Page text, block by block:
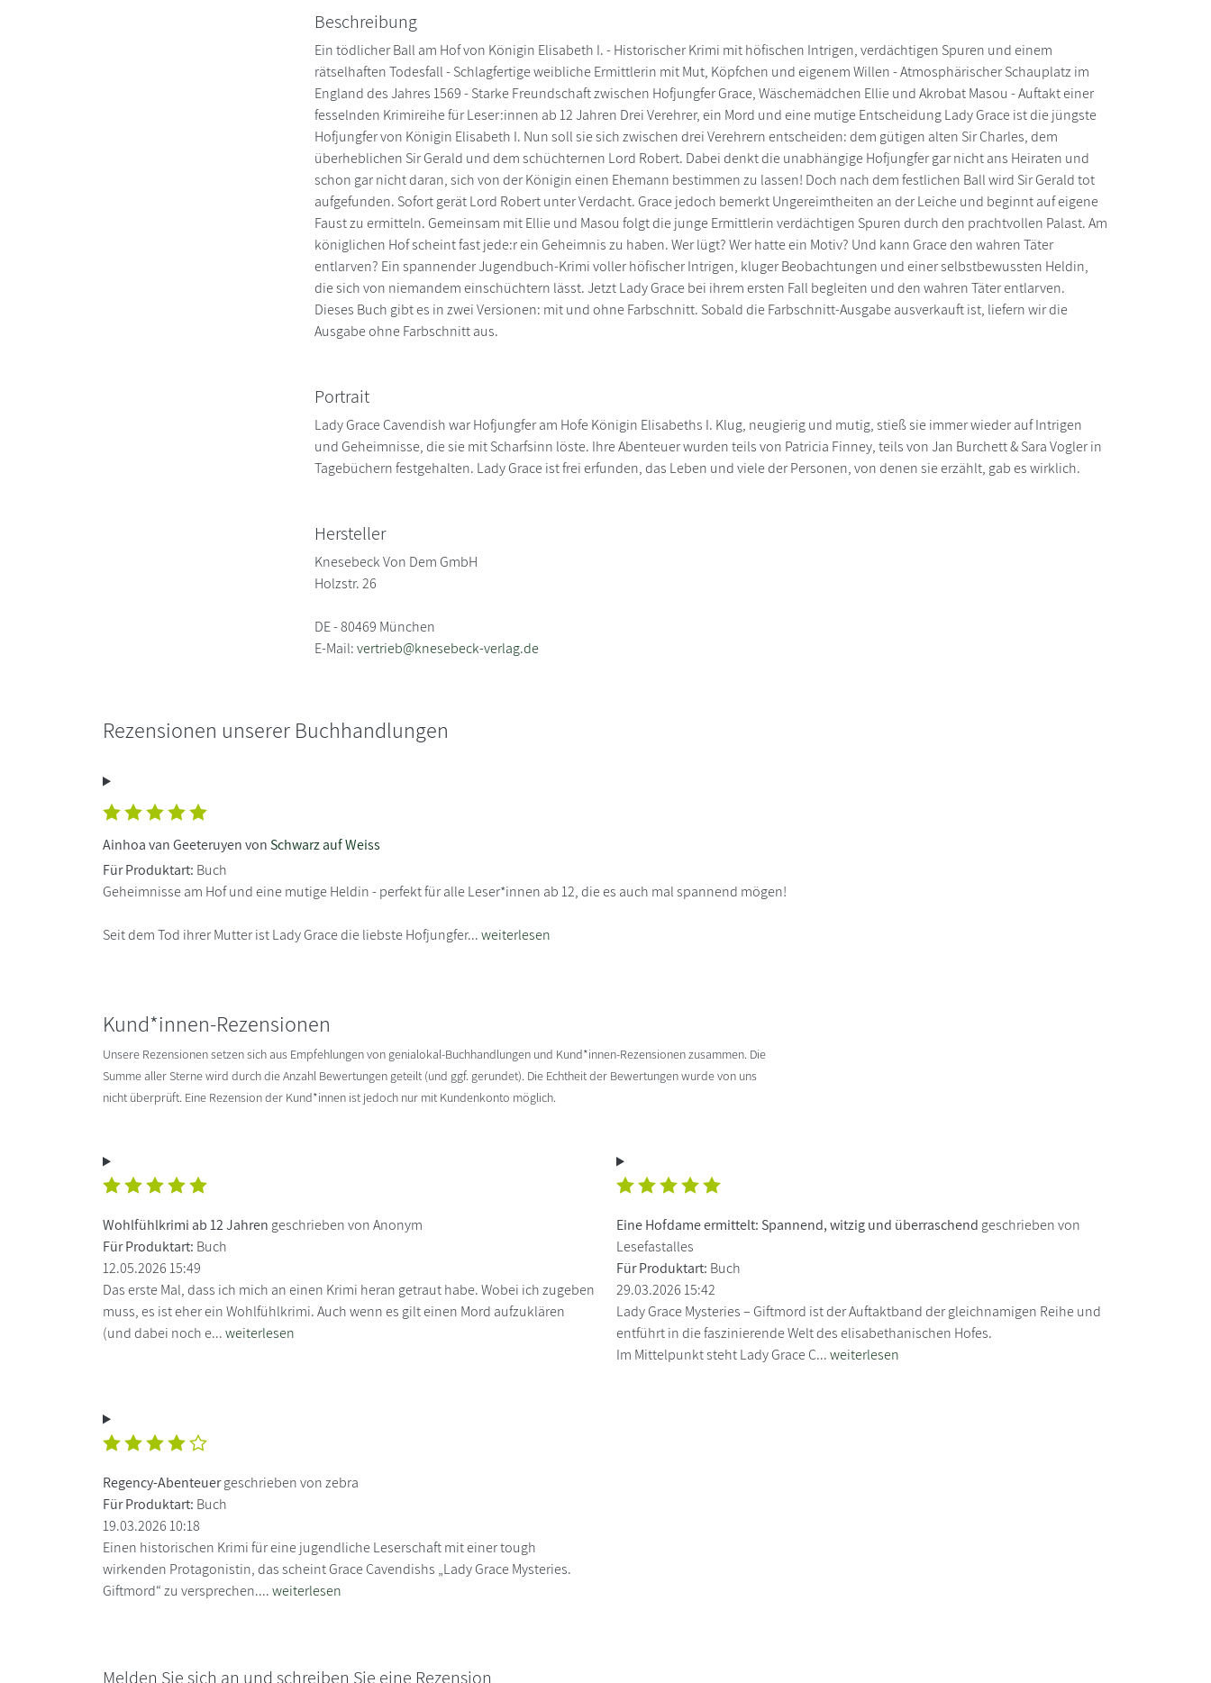
Beschreibung
Ein tödlicher Ball am Hof von Königin Elisabeth I. - Historischer Krimi mit höfischen Intrigen, verdächtigen Spuren und einem
rätselhaften Todesfall - Schlagfertige weibliche Ermittlerin mit Mut, Köpfchen und eigenem Willen - Atmosphärischer Schauplatz im
England des Jahres 1569 - Starke Freundschaft zwischen Hofjungfer Grace, Wäschemädchen Ellie und Akrobat Masou - Auftakt einer
fesselnden Krimireihe für Leser:innen ab 12 Jahren Drei Verehrer, ein Mord und eine mutige Entscheidung Lady Grace ist die jüngste
Hofjungfer von Königin Elisabeth I. Nun soll sie sich zwischen drei Verehrern entscheiden: dem gütigen alten Sir Charles, dem
überheblichen Sir Gerald und dem schüchternen Lord Robert. Dabei denkt die unabhängige Hofjungfer gar nicht ans Heiraten und
schon gar nicht daran, sich von der Königin einen Ehemann bestimmen zu lassen! Doch nach dem festlichen Ball wird Sir Gerald tot
aufgefunden. Sofort gerät Lord Robert unter Verdacht. Grace jedoch bemerkt Ungereimtheiten an der Leiche und beginnt auf eigene
Faust zu ermitteln. Gemeinsam mit Ellie und Masou folgt die junge Ermittlerin verdächtigen Spuren durch den prachtvollen Palast. Am
königlichen Hof scheint fast jede:r ein Geheimnis zu haben. Wer lügt? Wer hatte ein Motiv? Und kann Grace den wahren Täter
entlarven? Ein spannender Jugendbuch-Krimi voller höfischer Intrigen, kluger Beobachtungen und einer selbstbewussten Heldin,
die sich von niemandem einschüchtern lässt. Jetzt Lady Grace bei ihrem ersten Fall begleiten und den wahren Täter entlarven.
Dieses Buch gibt es in zwei Versionen: mit und ohne Farbschnitt. Sobald die Farbschnitt-Ausgabe ausverkauft ist, liefern wir die
Ausgabe ohne Farbschnitt aus.
Portrait
Lady Grace Cavendish war Hofjungfer am Hofe Königin Elisabeths I. Klug, neugierig und mutig, stieß sie immer wieder auf Intrigen
und Geheimnisse, die sie mit Scharfsinn löste. Ihre Abenteuer wurden teils von Patricia Finney, teils von Jan Burchett & Sara Vogler in
Tagebüchern festgehalten. Lady Grace ist frei erfunden, das Leben und viele der Personen, von denen sie erzählt, gab es wirklich.
Hersteller
Knesebeck Von Dem GmbH
Holzstr. 26
DE - 80469 München
E-Mail:vertrieb@knesebeck-verlag.de
Rezensionen unserer Buchhandlungen
Ainhoa van Geeteruyen von Schwarz auf Weiss
Für Produktart: Buch
Geheimnisse am Hof und eine mutige Heldin - perfekt für alle Leser*innen ab 12, die es auch mal spannend mögen!
Seit dem Tod ihrer Mutter ist Lady Grace die liebste Hofjungfer...weiterlesen
Kund*innen-Rezensionen
Unsere Rezensionen setzen sich aus Empfehlungen von genialokal-Buchhandlungen und Kund*innen-Rezensionen zusammen. Die
Summe aller Sterne wird durch die Anzahl Bewertungen geteilt (und ggf. gerundet). Die Echtheit der Bewertungen wurde von uns
nicht überprüft. Eine Rezension der Kund*innen ist jedoch nur mit Kundenkonto möglich.
Wohlfühlkrimi ab 12 Jahren geschrieben von Anonym
Für Produktart: Buch
12.05.2026 15:49
Das erste Mal, dass ich mich an einen Krimi heran getraut habe. Wobei ich zugeben
muss, es ist eher ein Wohlfühlkrimi. Auch wenn es gilt einen Mord aufzuklären
(und dabei noch e...weiterlesen
Eine Hofdame ermittelt: Spannend, witzig und überraschend geschrieben von
Lesefastalles
Für Produktart: Buch
29.03.2026 15:42
Lady Grace Mysteries – Giftmord ist der Auftaktband der gleichnamigen Reihe und
entführt in die faszinierende Welt des elisabethanischen Hofes.
Im Mittelpunkt steht Lady Grace C...weiterlesen
Regency-Abenteuergeschrieben von zebra
Für Produktart: Buch
19.03.2026 10:18
Einen historischen Krimi für eine jugendliche Leserschaft mit einer tough
wirkenden Protagonistin, das scheint Grace Cavendishs „Lady Grace Mysteries.
Giftmord“ zu versprechen....weiterlesen
Melden Sie sich an und schreiben Sie eine Rezension